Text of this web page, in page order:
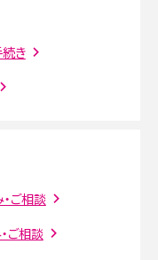
ットを解説
、接続方法を解説
？バレるケースや撮り方も解
対処法を解説
き
ご相談
ご相談